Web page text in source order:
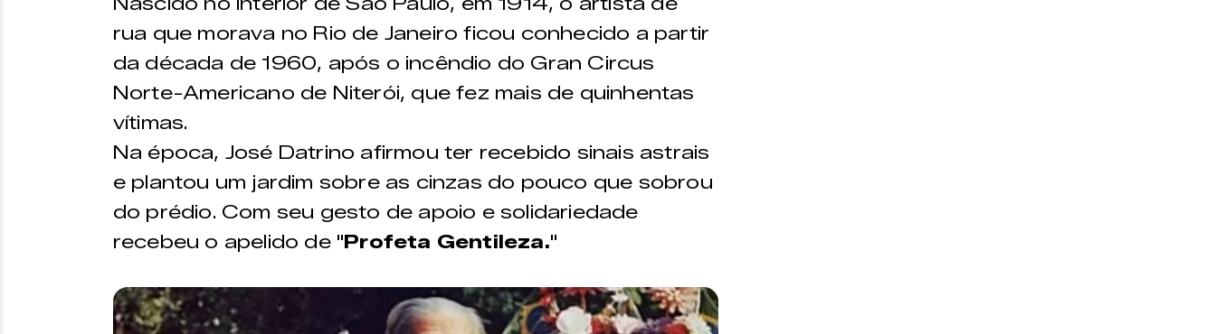
rua que morava no Rio de Janeiro ficou conhecido a partir
da década de 1960, após o incêndio do Gran Circus
Norte-Americano de Niterói, que fez mais de quinhentas
vítimas.
Na época, José Datrino afirmou ter recebido sinais astrais
e plantou um jardim sobre as cinzas do pouco que sobrou
do prédio. Com seu gesto de apoio e solidariedade
recebeu o apelido de "Profeta Gentileza."